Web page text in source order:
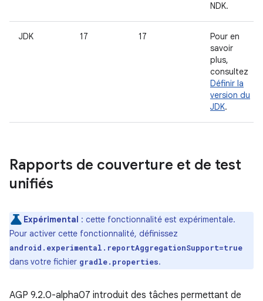
NDK.
JDK 17 17
Pour en
savoir
plus,
consultez
Définir la
version du
JDK.
Rapports de couverture et de test
unifiés
Expérimental : cette fonctionnalité est expérimentale.
Pour activer cette fonctionnalité, définissez
android.experimental.reportAggregationSupport=true
dans votre fichier gradle.properties.
AGP 9.2.0-alpha07 introduit des tâches permettant de